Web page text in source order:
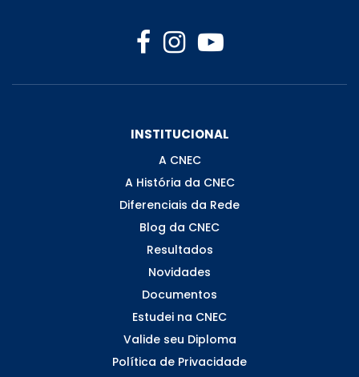
INSTITUCIONAL
A CNEC
A História da CNEC
Diferenciais da Rede
Blog da CNEC
Resultados
Novidades
Documentos
Estudei na CNEC
Valide seu Diploma
Política de Privacidade